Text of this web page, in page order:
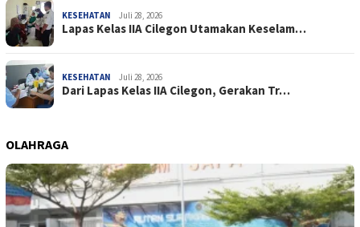
KESEHATAN Juli 28, 2026
Lapas Kelas IIA Cilegon Utamakan Keselam…
KESEHATAN Juli 28, 2026
Dari Lapas Kelas IIA Cilegon, Gerakan Tr…
OLAHRAGA